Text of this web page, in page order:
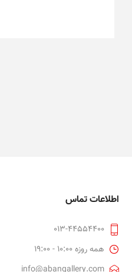
اطلاعات تماس
013-44554400
همه روزه 10:00 - 19:00